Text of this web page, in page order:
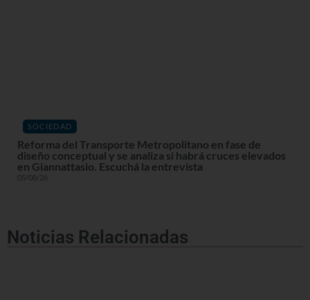
SOCIEDAD
Reforma del Transporte Metropolitano en fase de
diseño conceptual y se analiza si habrá cruces elevados
en Giannattasio. Escuchá la entrevista
05/08/26
Noticias Relacionadas